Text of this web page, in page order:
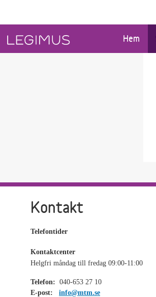
Hem
Kontakt
Telefontider
Kontaktcenter
Helgfri måndag till fredag 09:00-11:00
Telefon: 040-653 27 10
E-post:
info@mtm.se